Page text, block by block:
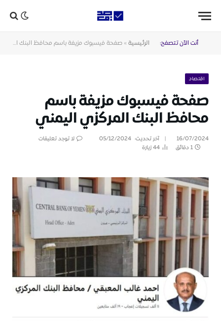
أنت الآن تتصفح: الرئيسية » صفحة فيسبوك مزيفة باسم محافظ البنك المركزي اليمني
اقتصاد
صفحة فيسبوك مزيفة باسم
محافظ البنك المركزي اليمني
16/07/2024 آخر تحديث: 05/12/2024
لا توجد تعليقات
1 دقائق
44زيارة